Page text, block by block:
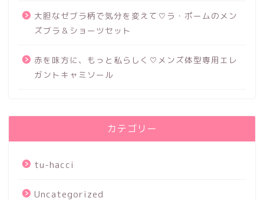
大胆なゼブラ柄で気分を変えて♡ラ・ポームのメン
ズブラ＆ショーツセット
赤を味方に、もっと私らしく♡メンズ体型専用エレ
ガントキャミソール
カテゴリー
tu-hacci
Uncategorized